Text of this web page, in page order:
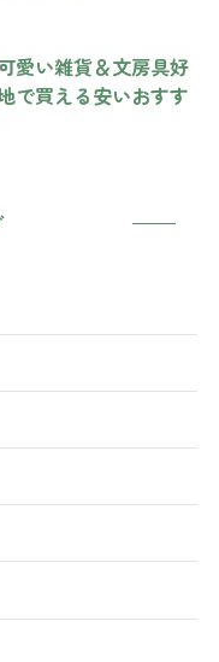
愛い雑貨＆文房具好
で買える安いおすす